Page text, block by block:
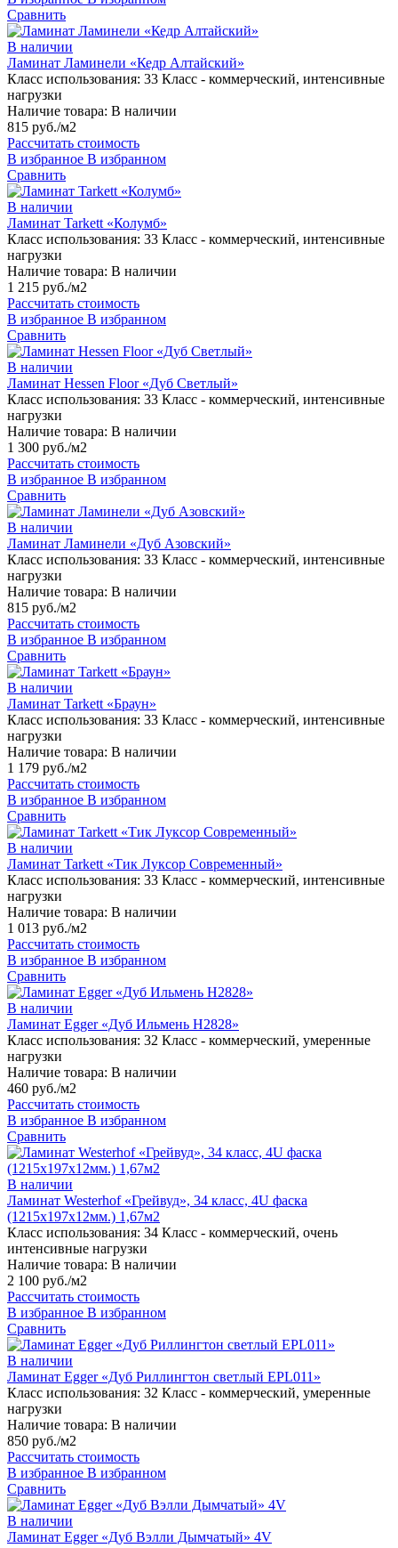
Сравнить
В наличии
Ламинат Ламинели «Кедр Алтайский»
Класс использования: 33 Класс - коммерческий, интенсивные
нагрузки
Наличие товара: В наличии
815 руб./м2
Рассчитать стоимость
В избранное В избранном
Сравнить
В наличии
Ламинат Tarkett «Колумб»
Класс использования: 33 Класс - коммерческий, интенсивные
нагрузки
Наличие товара: В наличии
1 215 руб./м2
Рассчитать стоимость
В избранное В избранном
Сравнить
В наличии
Ламинат Hessen Floor «Дуб Светлый»
Класс использования: 33 Класс - коммерческий, интенсивные
нагрузки
Наличие товара: В наличии
1 300 руб./м2
Рассчитать стоимость
В избранное В избранном
Сравнить
В наличии
Ламинат Ламинели «Дуб Азовский»
Класс использования: 33 Класс - коммерческий, интенсивные
нагрузки
Наличие товара: В наличии
815 руб./м2
Рассчитать стоимость
В избранное В избранном
Сравнить
В наличии
Ламинат Tarkett «Браун»
Класс использования: 33 Класс - коммерческий, интенсивные
нагрузки
Наличие товара: В наличии
1 179 руб./м2
Рассчитать стоимость
В избранное В избранном
Сравнить
В наличии
Ламинат Tarkett «Тик Луксор Современный»
Класс использования: 33 Класс - коммерческий, интенсивные
нагрузки
Наличие товара: В наличии
1 013 руб./м2
Рассчитать стоимость
В избранное В избранном
Сравнить
В наличии
Ламинат Egger «Дуб Ильмень H2828»
Класс использования: 32 Класс - коммерческий, умеренные
нагрузки
Наличие товара: В наличии
460 руб./м2
Рассчитать стоимость
В избранное В избранном
Сравнить
В наличии
Ламинат Westerhof «Грейвуд», 34 класс, 4U фаска
(1215х197х12мм.) 1,67м2
Класс использования: 34 Класс - коммерческий, очень
интенсивные нагрузки
Наличие товара: В наличии
2 100 руб./м2
Рассчитать стоимость
В избранное В избранном
Сравнить
В наличии
Ламинат Egger «Дуб Риллингтон светлый EPL011»
Класс использования: 32 Класс - коммерческий, умеренные
нагрузки
Наличие товара: В наличии
850 руб./м2
Рассчитать стоимость
В избранное В избранном
Сравнить
В наличии
Ламинат Egger «Дуб Вэлли Дымчатый» 4V